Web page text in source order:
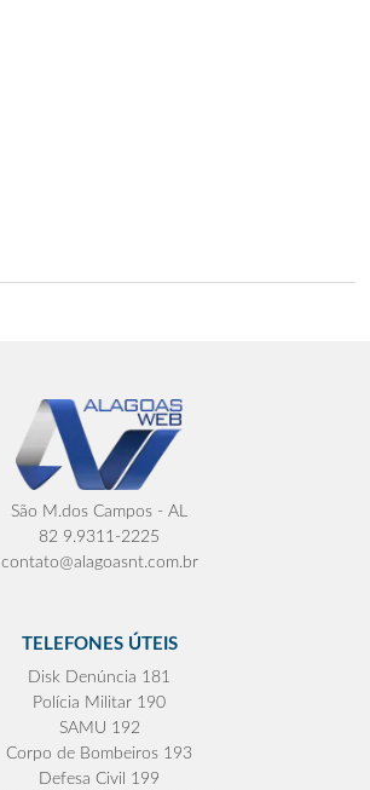
São M.dos Campos - AL
82 9.9311-2225
contato@alagoasnt.com.br
TELEFONES ÚTEIS
Disk Denúncia 181
Polícia Militar 190
SAMU 192
Corpo de Bombeiros 193
Defesa Civil 199